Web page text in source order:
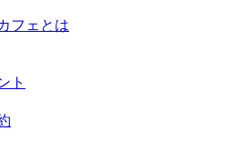
フェとは
ト